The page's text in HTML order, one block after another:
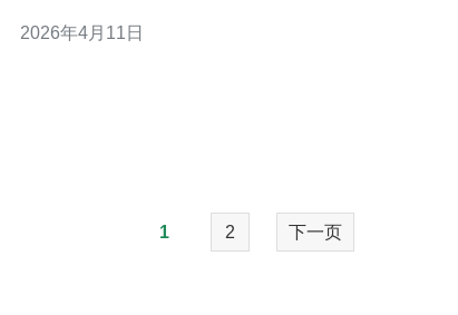
动和稳定的峰值带宽；而用于开发测试环境则更看重快速
2026年4月11日
1 2 下一页